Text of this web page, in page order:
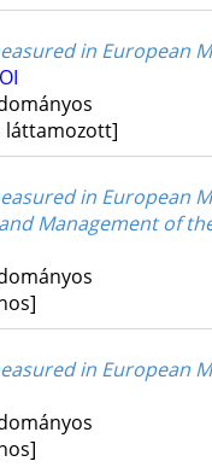
in European
láttamozott]
in European
Management of
in European